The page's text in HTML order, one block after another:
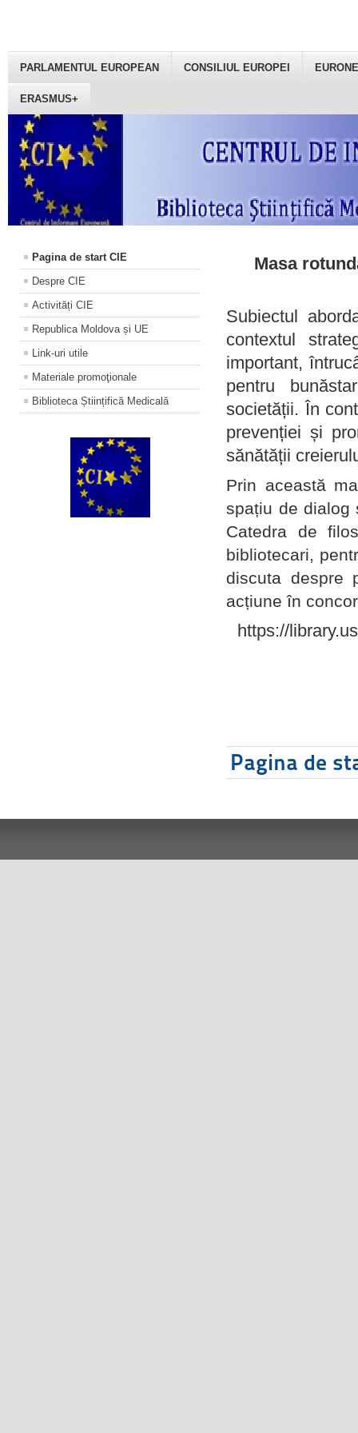
PARLAMENTUL EUROPEAN CONSILIUL EUROPEI
ERASMUS+
Pagina de start CIE
Despre CIE
Activități CIE
Republica Moldova și UE
Link-uri utile
Materiale promoţionale
Biblioteca Științifică Medicală
Masa
Subiectul
contextul
important,
pentru
societății. În
prevenției și
sănătății
Prin această
spațiu de dialog
Catedra de
bibliotecari,
discuta despre
acțiune în
https://
Pagina de